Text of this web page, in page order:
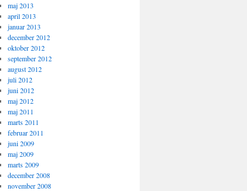
maj 2013
april 2013
januar 2013
december 2012
oktober 2012
september 2012
august 2012
juli 2012
juni 2012
maj 2012
maj 2011
marts 2011
februar 2011
juni 2009
maj 2009
marts 2009
december 2008
november 2008